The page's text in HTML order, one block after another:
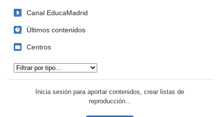
Canal EducaMadrid
Últimos contenidos
Centros
Inicia sesión para aportar contenidos, crear listas de
reproducción...